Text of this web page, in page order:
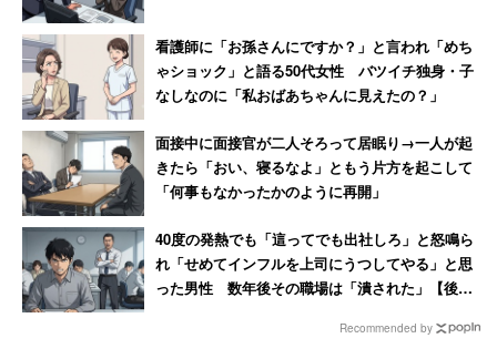
看護師に「お孫さんにですか？」と言われ「めち
ゃショック」と語る50代女性 バツイチ独身・子
なしなのに「私おばあちゃんに見えたの？」
面接中に面接官が二人そろって居眠り→一人が起
きたら「おい、寝るなよ」ともう片方を起こして
「何事もなかったかのように再開」
40度の発熱でも「這ってでも出社しろ」と怒鳴ら
れ「せめてインフルを上司にうつしてやる」と思
った男性 数年後その職場は「潰された」【後
Recommended by